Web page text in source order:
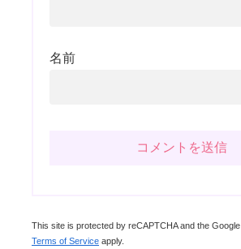
名前
This site is protected by reCAPTCHA and the Google
Terms of Service apply.